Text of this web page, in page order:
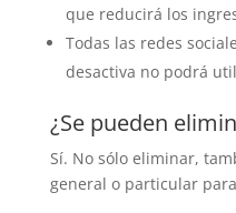
que reducirá los
Todas las redes
desactiva no podrá
¿Se pueden
Sí. No sólo eliminar,
general o particular